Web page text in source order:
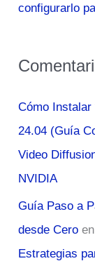
configurarlo
Cómo Instalar
24.04 (Guía
Video
NVIDIA
Guía Paso a
desde Cero
Estrategias